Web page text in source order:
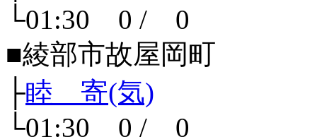
└01:30 0 / 0
■綾部市故屋岡町
├睦 寄(気)
└01:30 0 / 0